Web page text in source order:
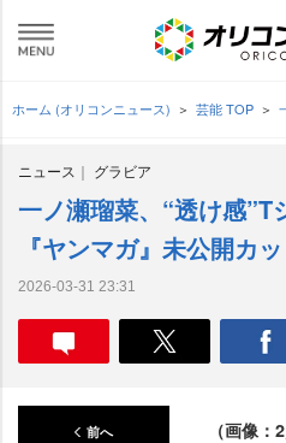
ホーム (オリコンニュース) 芸能 TOP
ニュース グラビア
一ノ瀬瑠菜、“透け感
『ヤンマガ』未公開カ
2026-03-31 23:31
前へ （画像：